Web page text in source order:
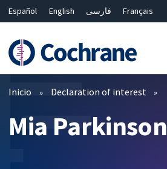
Español English فارسی
Français
Bahasa Malaysia
ไทย 繁體中文
Filtros
Inicio Declaration of interest
Mia Parkinson